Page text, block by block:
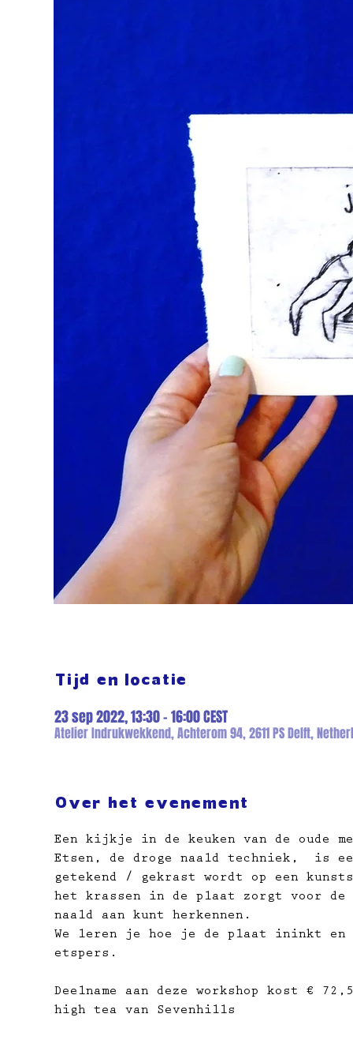
Tijd en locatie
23 sep 2022, 13:30 – 16:00 CEST
Atelier Indrukwekkend, Achterom 94, 2611 PS Delft,
Over het evenement
Een kijkje in de keuken van de oude
Etsen, de droge naald techniek,  is
getekend / gekrast wordt op een
het krassen in de plaat zorgt voor
naald aan kunt herkennen.
We leren je hoe je de plaat ininkt en
etspers.
Deelname aan deze workshop kost €
high tea van Sevenhills